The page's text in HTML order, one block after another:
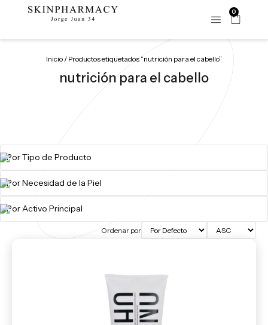
0
Inicio / Productos etiquetados “nutrición para el cabello”
nutrición para el cabello
Ordenar por